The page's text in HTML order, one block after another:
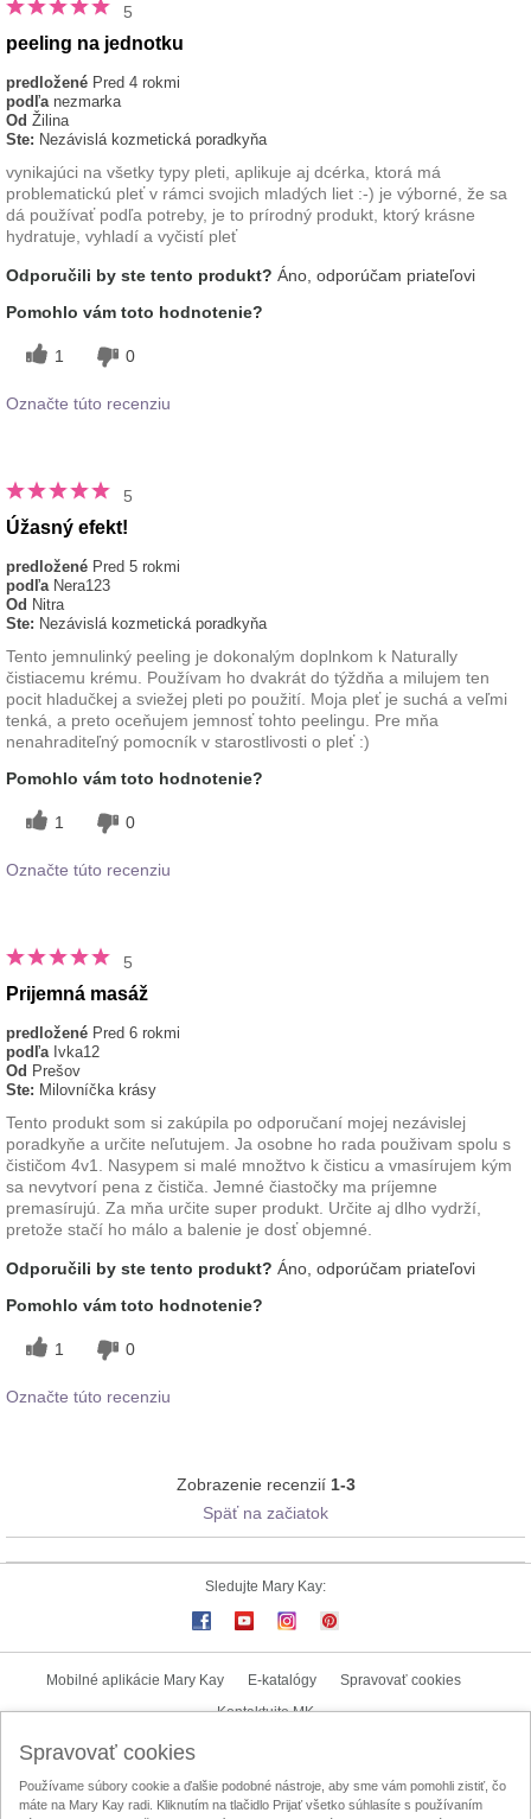
5
peeling na jednotku
predložené Pred 4 rokmi
podľa nezmarka
Od Žilina
Ste: Nezávislá kozmetická poradkyňa
vynikajúci na všetky typy pleti, aplikuje aj dcérka, ktorá má
problematickú pleť v rámci svojich mladých liet :-) je výborné, že sa
dá používať podľa potreby, je to prírodný produkt, ktorý krásne
hydratuje, vyhladí a vyčistí pleť
Odporučili by ste tento produkt? Áno, odporúčam priateľovi
Pomohlo vám toto hodnotenie?
1 0
Označte túto recenziu
5
Úžasný efekt!
predložené Pred 5 rokmi
podľa Nera123
Od Nitra
Ste: Nezávislá kozmetická poradkyňa
Tento jemnulinký peeling je dokonalým doplnkom k Naturally
čistiacemu krému. Používam ho dvakrát do týždňa a milujem ten
pocit hladučkej a sviežej pleti po použití. Moja pleť je suchá a veľmi
tenká, a preto oceňujem jemnosť tohto peelingu. Pre mňa
nenahraditeľný pomocník v starostlivosti o pleť :)
Pomohlo vám toto hodnotenie?
1 0
Označte túto recenziu
5
Prijemná masáž
predložené Pred 6 rokmi
podľa Ivka12
Od Prešov
Ste: Milovníčka krásy
Tento produkt som si zakúpila po odporučaní mojej nezávislej
poradkyňe a určite neľutujem. Ja osobne ho rada použivam spolu s
čističom 4v1. Nasypem si malé množtvo k čisticu a vmasírujem kým
sa nevytvorí pena z čističa. Jemné čiastočky ma príjemne
premasírujú. Za mňa určite super produkt. Určite aj dlho vydrží,
pretože stačí ho málo a balenie je dosť objemné.
Odporučili by ste tento produkt? Áno, odporúčam priateľovi
Pomohlo vám toto hodnotenie?
1 0
Označte túto recenziu
Zobrazenie recenzií 1-3
Späť na začiatok
Sledujte Mary Kay:
Mobilné aplikácie Mary Kay E-katalógy
Spravovať cookies
Kontaktujte MK
Mary Kay InTouch
Lokalizátor nezávislých kozmetických poradkýň
Spravovať cookies
Používame súbory cookie a ďalšie podobné nástroje, aby sme vám pomohli zistiť, čo
máte na Mary Kay radi. Kliknutím na tlačidlo Prijať všetko súhlasíte s používaním